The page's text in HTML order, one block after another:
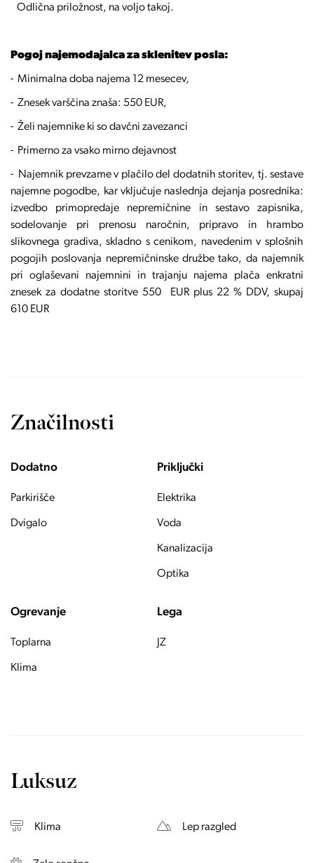
Odlična priložnost, na voljo takoj.
Pogoj najemodajalca za sklenitev posla:
- Minimalna doba najema 12 mesecev,
- Znesek varščina znaša: 550 EUR,
- Želi najemnike ki so davčni zavezanci
- Primerno za vsako mirno dejavnost
- Najemnik prevzame v plačilo del dodatnih storitev, tj. sestave
najemne pogodbe, kar vključuje naslednja dejanja posrednika:
izvedbo primopredaje nepremičnine in sestavo zapisnika,
sodelovanje pri prenosu naročnin, pripravo in hrambo
slikovnega gradiva, skladno s cenikom, navedenim v splošnih
pogojih poslovanja nepremičninske družbe tako, da najemnik
pri oglaševani najemnini in trajanju najema plača enkratni
znesek za dodatne storitve 550 EUR plus 22 % DDV, skupaj
610 EUR
Značilnosti
Dodatno
Parkirišče
Dvigalo
Priključki
Elektrika
Voda
Kanalizacija
Optika
Ogrevanje
Toplarna
Klima
Lega
JZ
Luksuz
Klima Lep razgled